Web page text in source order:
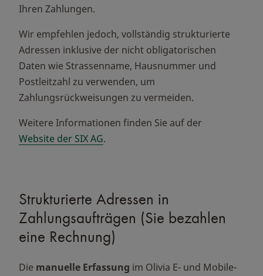
Ihren Zahlungen.
Wir empfehlen jedoch, vollständig strukturierte
Adressen inklusive der nicht obligatorischen
Daten wie Strassenname, Hausnummer und
Postleitzahl zu verwenden, um
Zahlungsrückweisungen zu vermeiden.
Weitere Informationen finden Sie auf der
Website der SIX AG.
Strukturierte Adressen in
Zahlungsaufträgen (Sie bezahlen
eine Rechnung)
Die manuelle Erfassung im Olivia E- und Mobile-